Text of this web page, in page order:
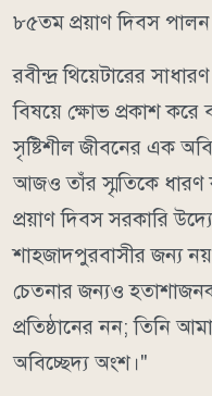
৮৫তম প্রয়াণ দিবস পালন
রবীন্দ্র থিয়েটারের
বিষয়ে ক্ষোভ প্রকাশ
সৃষ্টিশীল জীবনের এক
আজও তাঁর স্মৃতিকে ধারণ
প্রয়াণ দিবস সরকারি
শাহজাদপুরবাসীর জন্য
চেতনার জন্যও
প্রতিষ্ঠানের নন; তিনি
অবিচ্ছেদ্য অংশ।"